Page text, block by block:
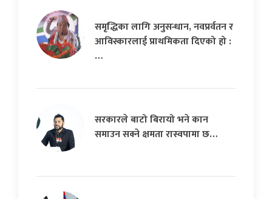
समृद्धिका लागि अनुसन्धान, नवप्रर्वतन र
आविस्कारलाई प्राथमिकता दिएको हो :
…
सरकारले बाटो बिरायो भने कान
समाउन सक्ने क्षमता रास्वपामा छ…